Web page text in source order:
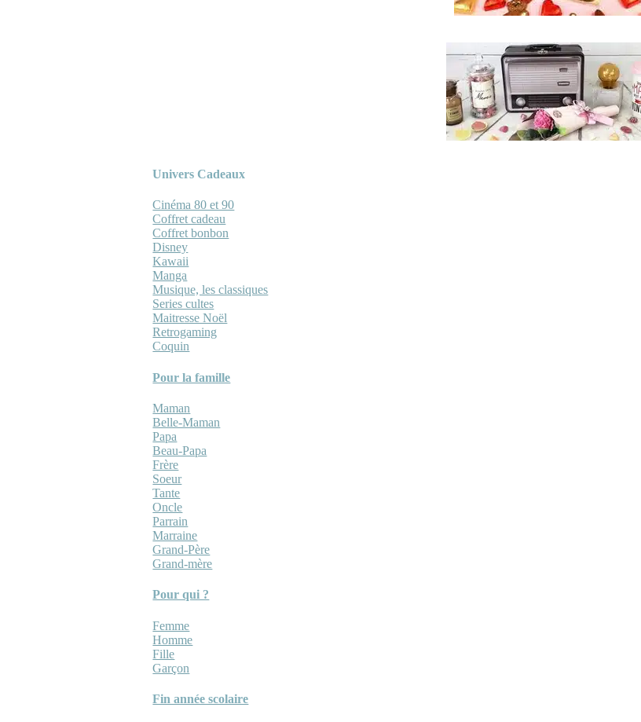
Univers Cadeaux
Cinéma 80 et 90
Coffret cadeau
Coffret bonbon
Disney
Kawaii
Manga
Musique, les classiques
Series cultes
Maitresse Noël
Retrogaming
Coquin
Pour la famille
Maman
Belle-Maman
Papa
Beau-Papa
Frère
Soeur
Tante
Oncle
Parrain
Marraine
Grand-Père
Grand-mère
Pour qui ?
Femme
Homme
Fille
Garçon
Fin année scolaire